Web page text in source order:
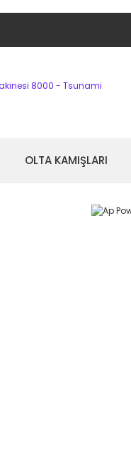
OLTA KAMIŞLARI